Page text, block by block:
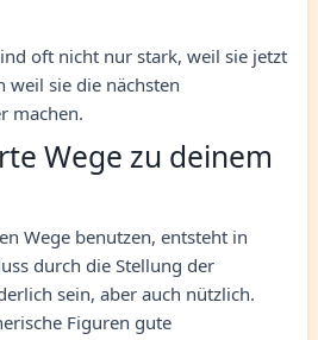
oft nicht nur stark, weil sie jetzt
weil sie die nächsten
machen.
Wege zu deinem
Wege benutzen, entsteht in
durch die Stellung der
sein, aber auch nützlich.
Figuren gute